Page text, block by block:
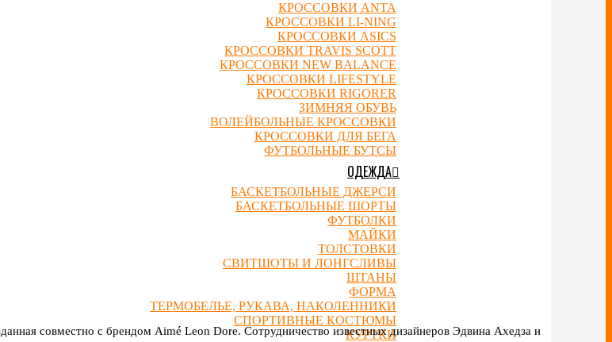
КРОССОВКИ ANTA
КРОССОВКИ LI-NING
КРОССОВКИ ASICS
КРОССОВКИ TRAVIS SCOTT
КРОССОВКИ NEW BALANCE
КРОССОВКИ LIFESTYLE
КРОССОВКИ RIGORER
ЗИМНЯЯ ОБУВЬ
ВОЛЕЙБОЛЬНЫЕ КРОССОВКИ
КРОССОВКИ ДЛЯ БЕГА
ФУТБОЛЬНЫЕ БУТСЫ
ОДЕЖДА
БАСКЕТБОЛЬНЫЕ ДЖЕРСИ
БАСКЕТБОЛЬНЫЕ ШОРТЫ
ФУТБОЛКИ
МАЙКИ
ТОЛСТОВКИ
СВИТШОТЫ И ЛОНГСЛИВЫ
ШТАНЫ
ФОРМА
ТЕРМОБЕЛЬЕ, РУКАВА, НАКОЛЕННИКИ
СПОРТИВНЫЕ КОСТЮМЫ
КУРТКИ
совместно с брендом Aimé Leon Dore. Сотрудничество известных дизайнеров Эдвина Ахедза и